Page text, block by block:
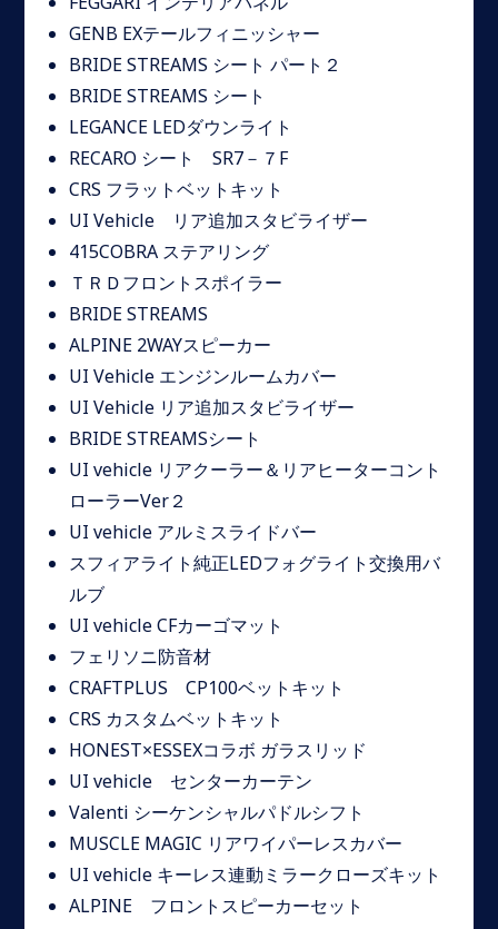
GENB EXテールフィニッシャー
BRIDE STREAMS シート パート２
BRIDE STREAMS シート
LEGANCE LEDダウンライト
RECARO シート SR7－７F
CRS フラットベットキット
UI Vehicle リア追加スタビライザー
415COBRA ステアリング
ＴＲＤフロントスポイラー
BRIDE STREAMS
ALPINE 2WAYスピーカー
UI Vehicle エンジンルームカバー
UI Vehicle リア追加スタビライザー
BRIDE STREAMSシート
UI vehicle リアクーラー＆リアヒーターコント
ローラーVer２
UI vehicle アルミスライドバー
スフィアライト純正LEDフォグライト交換用バ
ルブ
UI vehicle CFカーゴマット
フェリソニ防音材
CRAFTPLUS CP100ベットキット
CRS カスタムベットキット
HONEST×ESSEXコラボ ガラスリッド
UI vehicle センターカーテン
Valenti シーケンシャルパドルシフト
MUSCLE MAGIC リアワイパーレスカバー
UI vehicle キーレス連動ミラークローズキット
ALPINE フロントスピーカーセット